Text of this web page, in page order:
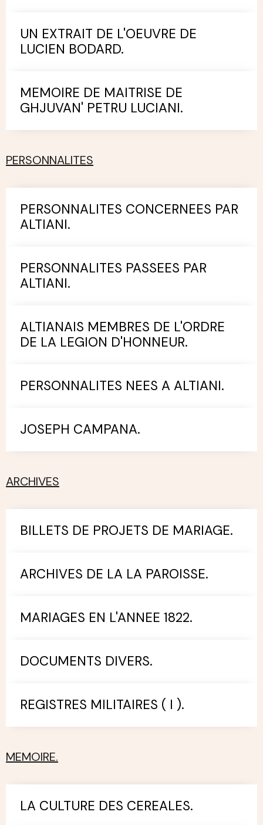
UN EXTRAIT DE L'OEUVRE DE
LUCIEN BODARD.
MEMOIRE DE MAITRISE DE
GHJUVAN' PETRU LUCIANI.
PERSONNALITES
PERSONNALITES CONCERNEES PAR
ALTIANI.
PERSONNALITES PASSEES PAR
ALTIANI.
ALTIANAIS MEMBRES DE L'ORDRE
DE LA LEGION D'HONNEUR.
PERSONNALITES NEES A ALTIANI.
JOSEPH CAMPANA.
ARCHIVES
BILLETS DE PROJETS DE MARIAGE.
ARCHIVES DE LA LA PAROISSE.
MARIAGES EN L'ANNEE 1822.
DOCUMENTS DIVERS.
REGISTRES MILITAIRES ( I ).
MEMOIRE.
LA CULTURE DES CEREALES.